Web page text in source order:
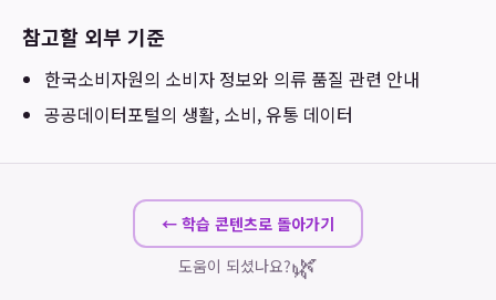
참고할 외부 기준
한국소비자원의 소비자 정보와 의류 품질 관련 안내
공공데이터포털의 생활, 소비, 유통 데이터
← 학습 콘텐츠로 돌아가기
도움이 되셨나요?🌿